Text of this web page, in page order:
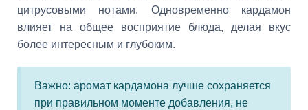
цитрусовыми нотами. Одновременно кардамон
влияет на общее восприятие блюда, делая вкус
более интересным и глубоким.
Важно: аромат кардамона лучше сохраняется
при правильном моменте добавления, не